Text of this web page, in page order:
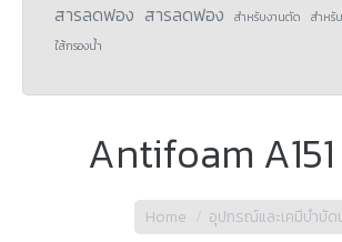
สารลดฟอง สารลดฟอง สำหรับงานตัด สำหรั
ใส้กรองน้ำ
Antifoam A151
You are here:
Home อุปกรณ์และเคมีบำบัด